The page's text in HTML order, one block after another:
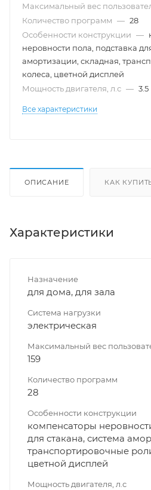
Максимальный вес
Количество программ — 28
Особенности конструкции —
неровности пола, подставка
амортизации, складная,
колеса, цветной дисплей
Мощность двигателя, л.с — 3.5
Все характеристики
ОПИСАНИЕ КАК
Характеристики
Назначение
для дома, для зала
Система нагрузки
электрическая
Максимальный вес
159
Количество программ
28
Особенности конструкции
компенсаторы
для стакана, система
транспортировочные
цветной дисплей
Мощность двигателя, л.с